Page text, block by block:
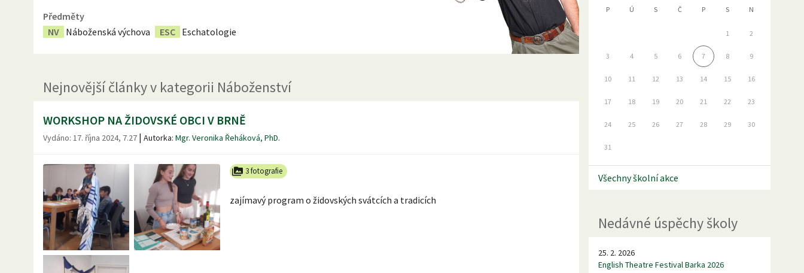
Předměty
NV Náboženská výchova ESC Eschatologie
Nejnovějšíčlánkyv kategorii Náboženství
WORKSHOP NA ŽIDOVSKÉ OBCI V BRNĚ
Vydáno: 17. října 2024, 7.27 | Autorka: Mgr. Veronika Řeháková, PhD.
3 fotografie
zajímavý program o židovských svátcích a tradicích
P Ú S Č P S N
1 2
3 4 5 6 7 8 9
10 11 12 13 14 15 16
17 18 19 20 21 22 23
24 25 26 27 28 29 30
31
Všechny školní akce
Nedávné úspěchy školy
25. 2. 2026
English Theatre Festival Barka 2026